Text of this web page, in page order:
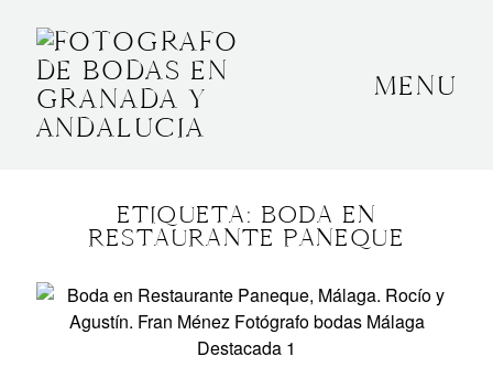
MENU
ETIQUETA: BODA EN
RESTAURANTE PANEQUE
BODAS
OTROS